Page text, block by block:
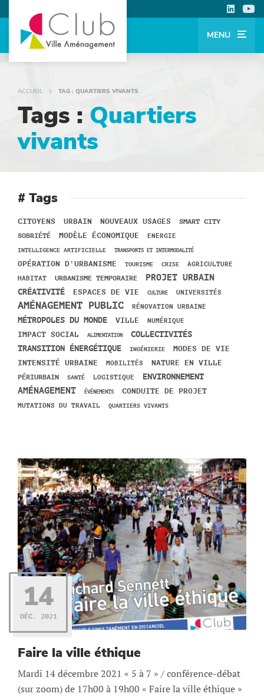
MENU
ACCUEIL TAG : QUARTIERS VIVANTS
Tags : Quartiers
vivants
14
DÉC. 2021
Faire la ville éthique
Mardi 14 décembre 2021 « 5 à 7 » / conférence-débat
(sur zoom) de 17h00 à 19h00 « Faire la ville éthique »
# Tags
CITOYENS URBAIN NOUVEAUX USAGES SMART CITY
SOBRIÉTÉ MODÈLE ÉCONOMIQUE ENERGIE
INTELLIGENCE ARTIFICIELLE TRANSPORTS ET INTERMODALITÉ
OPÉRATION D'URBANISME TOURISME CRISE
AGRICULTURE
HABITAT
URBANISME TEMPORAIRE PROJET URBAIN
CRÉATIVITÉ ESPACES DE VIE CULTURE UNIVERSITÉS
AMÉNAGEMENT PUBLIC RÉNOVATION URBAINE
MÉTROPOLES DU MONDE VILLE NUMÉRIQUE
IMPACT SOCIAL ALIMENTATION
COLLECTIVITÉS
TRANSITION ÉNERGÉTIQUE
INGÉNIERIE MODES DE VIE
INTENSITÉ URBAINE MOBILITÉS
NATURE EN VILLE
PÉRIURBAIN
SANTÉ LOGISTIQUE ENVIRONNEMENT
AMÉNAGEMENT ÉVÉNEMENTS CONDUITE DE PROJET
MUTATIONS DU TRAVAIL QUARTIERS VIVANTS